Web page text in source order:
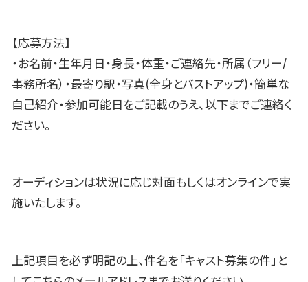
【応募方法】
・お名前・生年月日・身長・体重・ご連絡先・所属（フリー/
事務所名）・最寄り駅・写真(全身とバストアップ)・簡単な
自己紹介・参加可能日をご記載のうえ、以下までご連絡く
ださい。
オーディションは状況に応じ対面もしくはオンラインで実
施いたします。
上記項目を必ず明記の上、件名を「キャスト募集の件」と